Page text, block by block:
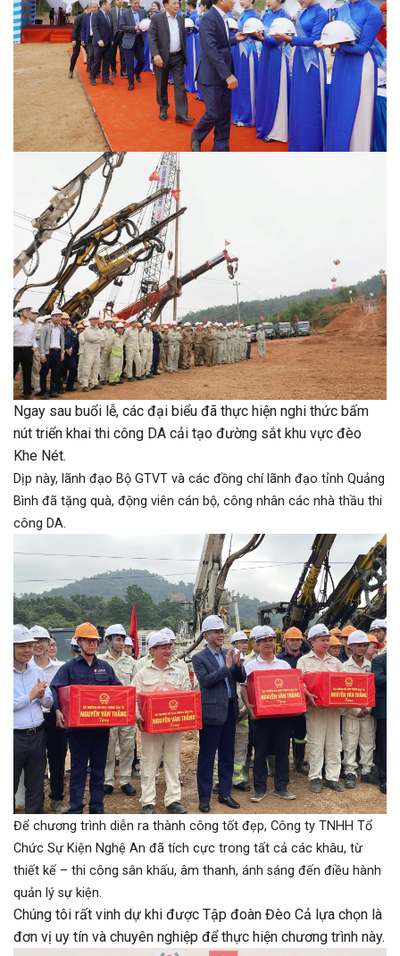
Ngay sau buổi lễ, các đại biểu đã thực hiện nghi thức bấm
nút triển khai thi công DA cải tạo đường sắt khu vực đèo
Khe Nét.
Dịp này, lãnh đạo Bộ GTVT và các đồng chí lãnh đạo tỉnh Quảng
Bình đã tặng quà, động viên cán bộ, công nhân các nhà thầu thi
công DA.
Để chương trình diễn ra thành công tốt đẹp, Công ty TNHH Tổ
Chức Sự Kiện Nghệ An đã tích cực trong tất cả các khâu, từ
thiết kế – thi công sân khấu, âm thanh, ánh sáng đến điều hành
quản lý sự kiện.
Chúng tôi rất vinh dự khi được Tập đoàn Đèo Cả lựa chọn là
đơn vị uy tín và chuyên nghiệp để thực hiện chương trình này.